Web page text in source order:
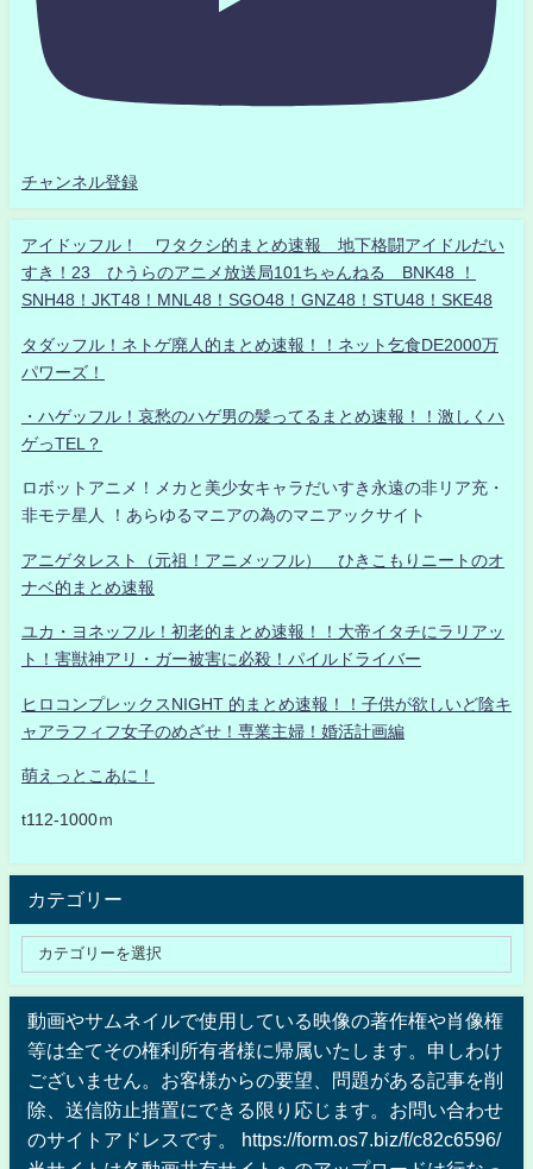
チャンネル登録
アイドッフル！ ワタクシ的まとめ速報 地下格闘アイドルだい
すき！23 ひうらのアニメ放送局101ちゃんねる BNK48 ！
SNH48！JKT48！MNL48！SGO48！GNZ48！STU48！SKE48
タダッフル！ネトゲ廃人的まとめ速報！！ネット乞食DE2000万
パワーズ！
・ハゲッフル！哀愁のハゲ男の髪ってるまとめ速報！！激しくハ
ゲっTEL？
ロボットアニメ！メカと美少女キャラだいすき永遠の非リア充・
非モテ星人 ！あらゆるマニアの為のマニアックサイト
アニゲタレスト（元祖！アニメッフル） ひきこもりニートのオ
ナベ的まとめ速報
ユカ・ヨネッフル！初老的まとめ速報！！大帝イタチにラリアッ
ト！害獣神アリ・ガー被害に必殺！パイルドライバー
ヒロコンプレックスNIGHT 的まとめ速報！！子供が欲しいど陰キ
ャアラフィフ女子のめざせ！専業主婦！婚活計画編
萌えっとこあに！
t112-1000ｍ
カテゴリー
動画やサムネイルで使用している映像の著作権や肖像権
等は全てその権利所有者様に帰属いたします。申しわけ
ございません。お客様からの要望、問題がある記事を削
除、送信防止措置にできる限り応じます。お問い合わせ
のサイトアドレスです。 https://form.os7.biz/f/c82c6596/